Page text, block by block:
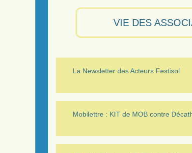
VIE DES
La Newsletter des Acteurs Festisol
Mobilettre : KIT de MOB contre